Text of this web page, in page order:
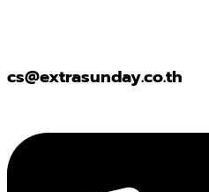
cs@extrasunday.co.th